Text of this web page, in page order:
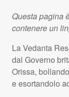
Questa pagina
contenere un
La Vedanta
dal Governo
Orissa,
e esortandolo